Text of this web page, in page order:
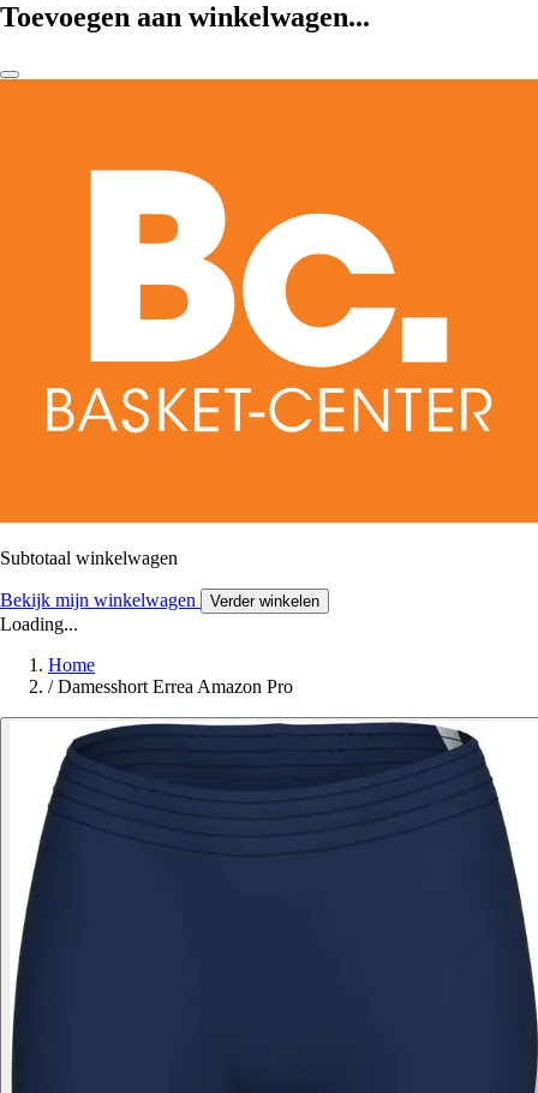
Toevoegen aan winkelwagen...
Subtotaal winkelwagen
Bekijk mijn winkelwagen Verder winkelen
Loading...
Home
/ Damesshort Errea Amazon Pro